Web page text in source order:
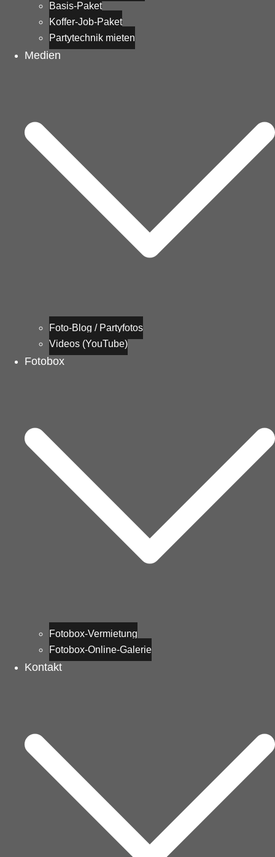
Basis-Paket
Koffer-Job-Paket
Partytechnik mieten
Medien
Foto-Blog / Partyfotos
Videos (YouTube)
Fotobox
Fotobox-Vermietung
Fotobox-Online-Galerie
Kontakt